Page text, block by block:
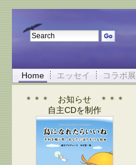
Home エッセイ コラボ展
＊＊＊ お知らせ ＊＊＊
自主CDを制作